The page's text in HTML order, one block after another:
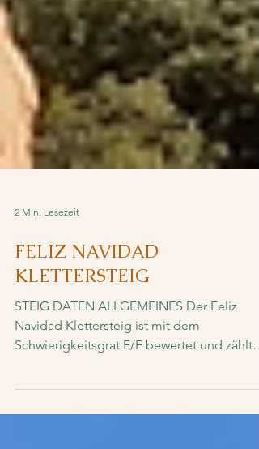
2 Min. Lesezeit
FELIZ NAVIDAD
KLETTERSTEIG
STEIG DATEN ALLGEMEINES Der Feliz
Schwierigkeitsgrat E/F bewertet und zählt
somit zu den schwersten der...